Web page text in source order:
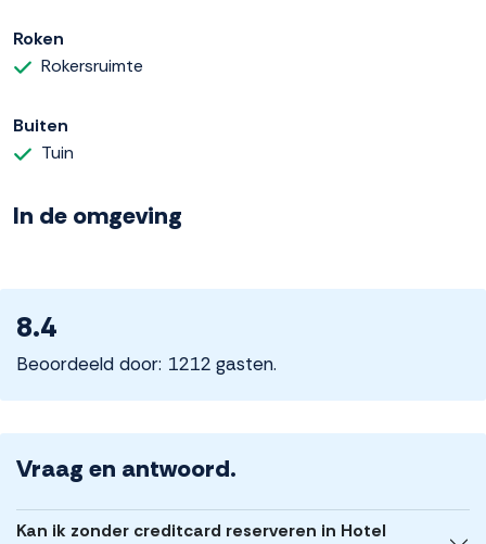
Roken
Rokersruimte
Buiten
Tuin
In de omgeving
8.4
Beoordeeld door: 1212 gasten.
Vraag en antwoord.
Kan ik zonder creditcard reserveren in Hotel